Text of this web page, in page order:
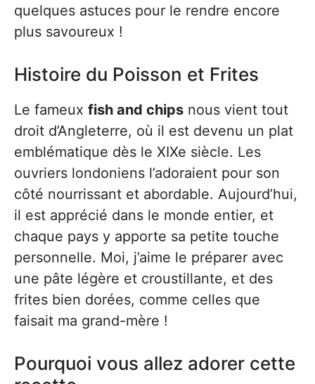
quelques astuces pour le rendre encore
plus savoureux !
Histoire du Poisson et Frites
Le fameux fish and chips nous vient tout
droit d’Angleterre, où il est devenu un plat
emblématique dès le XIXe siècle. Les
ouvriers londoniens l’adoraient pour son
côté nourrissant et abordable. Aujourd’hui,
il est apprécié dans le monde entier, et
chaque pays y apporte sa petite touche
personnelle. Moi, j’aime le préparer avec
une pâte légère et croustillante, et des
frites bien dorées, comme celles que
faisait ma grand-mère !
Pourquoi vous allez adorer cette